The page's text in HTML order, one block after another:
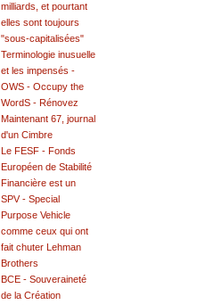
milliards, et pourtant
elles sont toujours
"sous-capitalisées"
Terminologie inusuelle
et les impensés -
OWS - Occupy the
WordS - Rénovez
Maintenant 67, journal
d'un Cimbre
Le FESF - Fonds
Européen de Stabilité
Financière est un
SPV - Special
Purpose Vehicle
comme ceux qui ont
fait chuter Lehman
Brothers
BCE - Souveraineté
de la Création